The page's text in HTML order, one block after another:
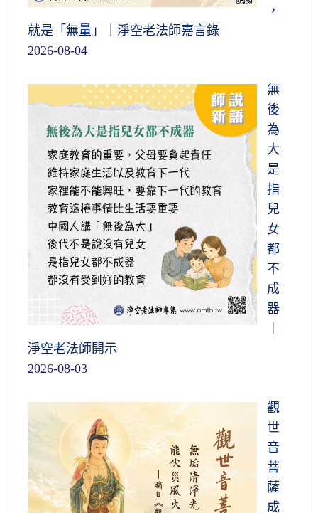
，
就是「無量」｜淨空老法師嘉言錄
2026-08-04
無
後
為
大
是
指
兒
女
都
不
成
器
淨空老法師開示
2026-08-03
觀
世
音
菩
薩
成